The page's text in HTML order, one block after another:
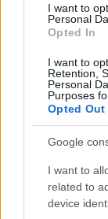
I want to
Personal
Opted In
I want to
Retention,
Personal
Purposes
Opted Out
Google
I want to
related to
device
Támogatott
Mikor? 2015.
október 15-16.
Hol?
Jelentkezési